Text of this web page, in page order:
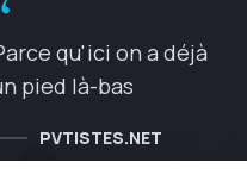
qu'ici on a déjà
pied là-bas
PVTISTES.NET